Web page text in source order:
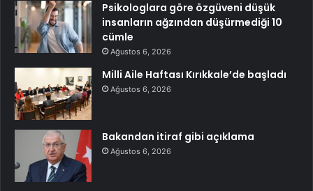
Psikologlara göre özgüveni düşük
insanların ağzından düşürmediği 10
cümle
Ağustos 6, 2026
Milli Aile Haftası Kırıkkale’de başladı
Ağustos 6, 2026
Bakandan itiraf gibi açıklama
Ağustos 6, 2026